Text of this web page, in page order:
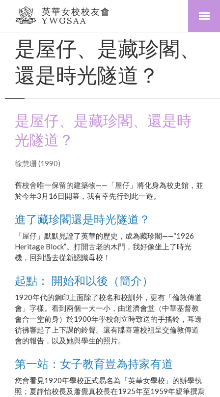
英華女校校友會
YWGSAA
是屋仔、是藏珍閣、
還是時光隧道？
是屋仔、是藏珍閣、還是時
光隧道？
徐慧珊 (1990)
舊校舍唯一保留的建築物——「屋仔」將化身為校史館，並
於今年3月16日開幕，我有幸先行到此一遊。
進了藏珍閣還是時光隧道？
「屋仔」默默見證了英華的歷史，成為藏珍閣——“1926
Heritage Block”。打開古老的木門，我好像坐上了時光
機，回到過去從新認識母校！
起點： 開始和以後（簡介）
1920年代的鋼印上面除了校名和校訓外，更有「倫敦傳道
會」字樣。看到兩個一大一小，由道濟會堂（中華基督教
會合一堂前身）於1900年學校創立時致送的手搖鈴，耳邊
彷彿響起了上下課的鈴聲。還有牒喜蓮校祖呈交倫敦傳道
會的報告，以及她與學生的照片。
第一站：女子教育豈為持家有道
您會看見1920年學校正式易名為「英華女學校」的辦學執
照；夏靜怡校長及蕭覺真校長在1925年至1959年親筆撰寫